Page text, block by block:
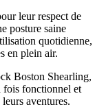
leur respect de
posture saine
quotidienne,
en plein air.
Boston Shearling,
fois fonctionnel et
aventures.